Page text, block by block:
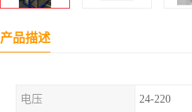
产品描述
电压 24-220